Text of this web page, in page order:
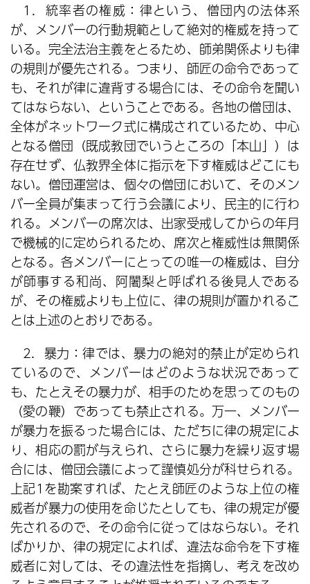
1．統率者の権威：律という、僧団内の法体系
が、メンバーの行動規範として絶対的権威を持って
いる。完全法治主義をとるため、師弟関係よりも律
の規則が優先される。つまり、師匠の命令であって
も、それが律に違背する場合には、その命令を聞い
てはならない、ということである。各地の僧団は、
全体がネットワーク式に構成されているため、中心
となる僧団（既成教団でいうところの「本山」）は
存在せず、仏教界全体に指示を下す権威はどこにも
ない。僧団運営は、個々の僧団において、そのメン
バー全員が集まって行う会議により、民主的に行わ
れる。メンバーの席次は、出家受戒してからの年月
で機械的に定められるため、席次と権威性は無関係
となる。各メンバーにとっての唯一の権威は、自分
が師事する和尚、阿闍梨と呼ばれる後見人である
が、その権威よりも上位に、律の規則が置かれるこ
とは上述のとおりである。
2．暴力：律では、暴力の絶対的禁止が定められ
ているので、メンバーはどのような状況であって
も、たとえその暴力が、相手のためを思ってのもの
（愛の鞭）であっても禁止される。万一、メンバー
が暴力を振るった場合には、ただちに律の規定によ
り、相応の罰が与えられ、さらに暴力を繰り返す場
合には、僧団会議によって謹慎処分が科せられる。
上記1を勘案すれば、たとえ師匠のような上位の権
威者が暴力の使用を命じたとしても、律の規定が優
先されるので、その命令に従ってはならない。それ
ばかりか、律の規定によれば、違法な命令を下す権
威者に対しては、その違法性を指摘し、考えを改め